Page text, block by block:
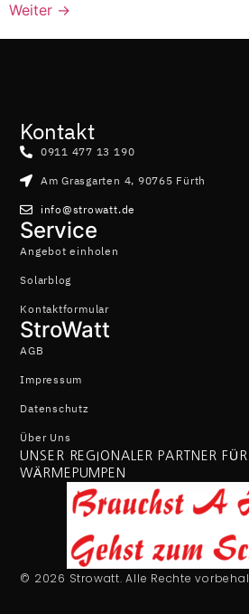
Weiter →
Kontakt
0911 477 13 190
Am Grasgarten 4, 90765 Fürth
info@strowatt.de
Service
Angebot einholen
Solarblog
Kontaktformular
StroWatt
AGB
Impressum
Datenschutz
Über Uns
UNSER REGIONALER PARTNER
WÄRMEPUMPEN
© 2026 Strowatt. Alle Rechte